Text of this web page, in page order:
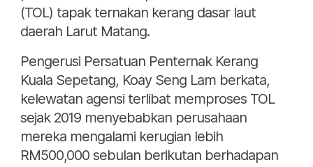
(TOL) tapak ternakan kerang dasar laut
daerah Larut Matang.
Pengerusi Persatuan Penternak Kerang
Kuala Sepetang, Koay Seng Lam berkata,
kelewatan agensi terlibat memproses TOL
sejak 2019 menyebabkan perusahaan
mereka mengalami kerugian lebih
RM500,000 sebulan berikutan berhadapan